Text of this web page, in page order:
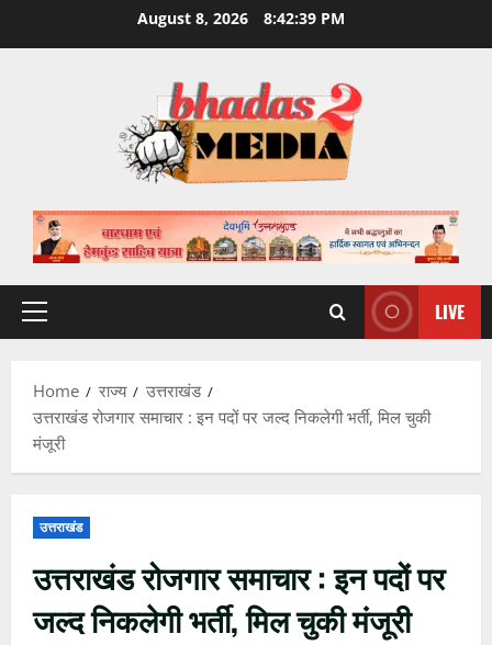
August 8, 2026 8:42:40 PM
Primary
LIVE
Home राज्य
उत्तराखंड
उत्तराखंड रोजगार समाचार : इन पदों पर जल्द निकलेगी भर्ती, मिल चुकी
मंजूरी
उत्तराखंड
उत्तराखंड रोजगार समाचार : इन पदों पर
जल्द निकलेगी भर्ती, मिल चुकी मंजूरी